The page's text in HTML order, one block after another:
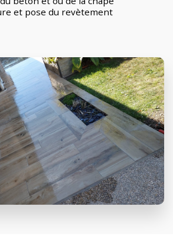
et pose du revètement